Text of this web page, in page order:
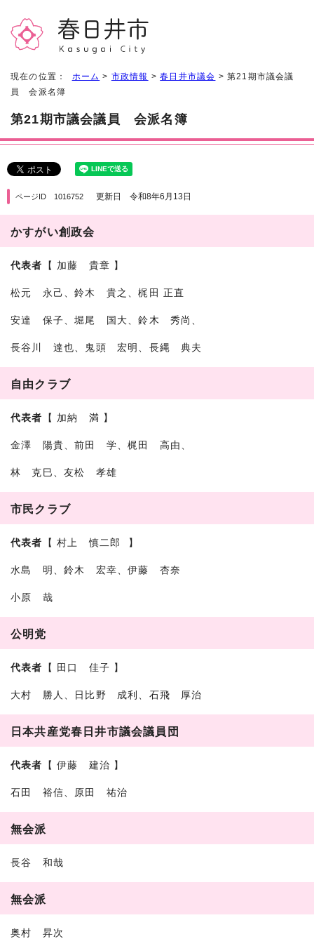
現在の位置： ホーム > 市政情報 >春日井市議会 > 第21期市議会議
員 会派名簿
第21期市議会議員 会派名簿
ページID 1016752 更新日 令和8年6月13日
かすがい創政会
代表者 【 加藤 貴章 】
松元 永己、鈴木 貴之、梶田 正直
安達 保子、堀尾 国大、鈴木 秀尚、
長谷川 達也、鬼頭 宏明、長縄 典夫
自由クラブ
代表者 【 加納 満 】
金澤 陽貴、前田 学、梶田 高由、
林 克巳、友松 孝雄
市民クラブ
代表者 【 村上 慎二郎 】
水島 明、鈴木 宏幸、伊藤 杏奈
小原 哉
公明党
代表者 【 田口 佳子 】
大村 勝人、日比野 成利、石飛 厚治
日本共産党春日井市議会議員団
代表者 【 伊藤 建治 】
石田 裕信、原田 祐治
無会派
長谷 和哉
無会派
奥村 昇次